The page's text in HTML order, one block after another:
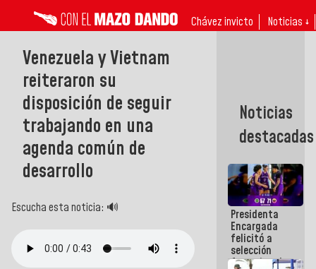
Chávez invicto Noticias ↓
Venezuela y Vietnam
reiteraron su
disposición de seguir
trabajando en una
agenda común de
desarrollo
Escucha esta noticia: 🔊
Noticias
destacadas
Presidenta
Encargada
felicitó a
selección
femenina de